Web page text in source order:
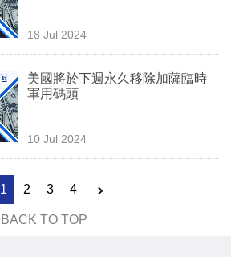
18 Jul 2024
美國將於下週永久移除加薩臨時
軍用碼頭
10 Jul 2024
1 2 3 4
BACK TO TOP